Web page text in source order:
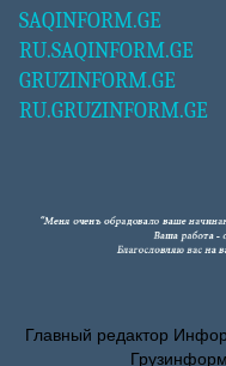
SAQINFORM.GE
RU.SAQINFORM.GE
GRUZINFORM.GE
RU.GRUZINFORM.GE
Главный редактор